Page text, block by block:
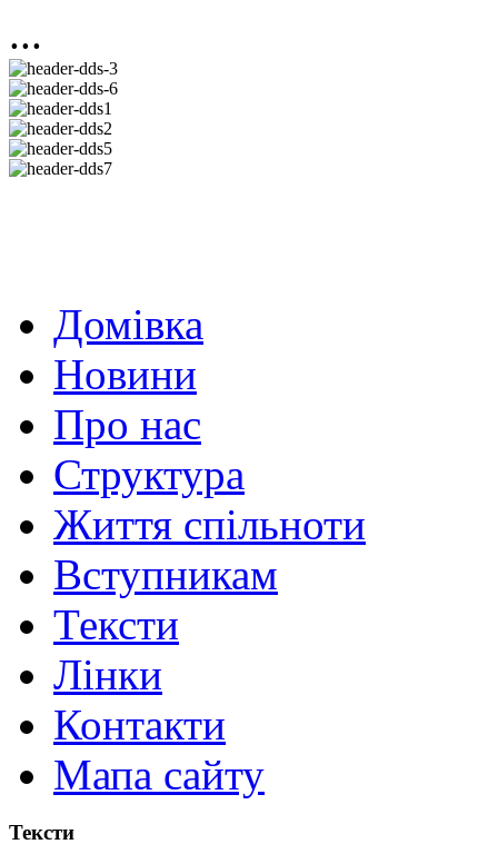
...
Домівка
Новини
Про нас
Структура
Життя спільноти
Вступникам
Тексти
Лінки
Контакти
Мапа сайту
Тексти